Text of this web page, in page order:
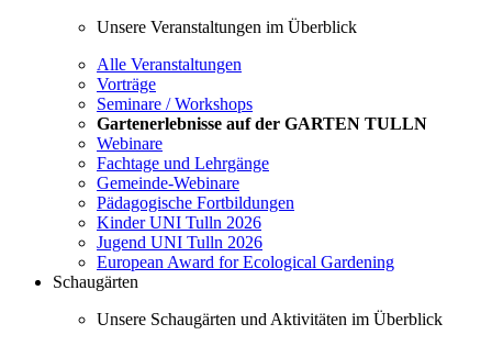
Unsere Veranstaltungen im Überblick
Alle Veranstaltungen
Vorträge
Seminare / Workshops
Gartenerlebnisse auf der GARTEN TULLN
Webinare
Fachtage und Lehrgänge
Gemeinde-Webinare
Pädagogische Fortbildungen
Kinder UNI Tulln 2026
Jugend UNI Tulln 2026
European Award for Ecological Gardening
Schaugärten
Unsere Schaugärten und Aktivitäten im Überblick